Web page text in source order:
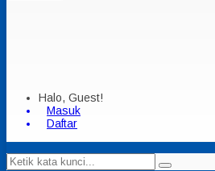
Halo, Guest!
Masuk
Daftar